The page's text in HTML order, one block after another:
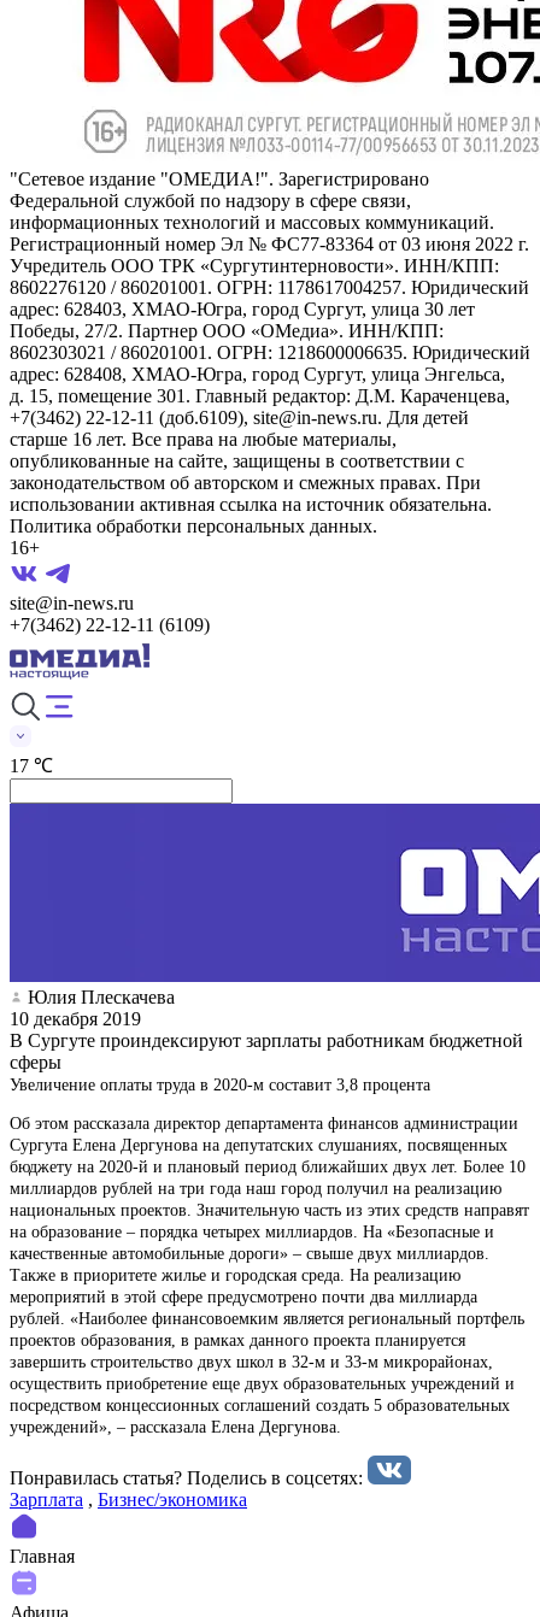
"Сетевое издание "ОМЕДИА!". Зарегистрировано
Федеральной службой по надзору в сфере связи,
информационных технологий и массовых коммуникаций.
Регистрационный номер Эл № ФС77-83364 от 03 июня 2022 г.
Учредитель ООО ТРК «Сургутинтерновости». ИНН/КПП:
8602276120 / 860201001. ОГРН: 1178617004257. Юридический
адрес: 628403, ХМАО-Югра, город Сургут, улица 30 лет
Победы, 27/2. Партнер ООО «ОМедиа». ИНН/КПП:
8602303021 / 860201001. ОГРН: 1218600006635. Юридический
адрес: 628408, ХМАО-Югра, город Сургут, улица Энгельса,
д. 15, помещение 301. Главный редактор: Д.М. Караченцева,
+7(3462) 22-12-11 (доб.6109), site@in-news.ru. Для детей
старше 16 лет. Все права на любые материалы,
опубликованные на сайте, защищены в соответствии с
законодательством об авторском и смежных правах. При
использовании активная ссылка на источник обязательна.
Политика обработки персональных данных.
16+
site@in-news.ru
+7(3462) 22-12-11 (6109)
17 ℃
Юлия Плескачева
10 декабря 2019
В Сургуте проиндексируют зарплаты работникам бюджетной
сферы
Увеличение оплаты труда в 2020-м составит 3,8 процента
Об этом рассказала директор департамента финансов администрации
Сургута Елена Дергунова на депутатских слушаниях, посвященных
бюджету на 2020-й и плановый период ближайших двух лет. Более 10
миллиардов рублей на три года наш город получил на реализацию
национальных проектов. Значительную часть из этих средств направят
на образование – порядка четырех миллиардов. На «Безопасные и
качественные автомобильные дороги» – свыше двух миллиардов.
Также в приоритете жилье и городская среда. На реализацию
мероприятий в этой сфере предусмотрено почти два миллиарда
рублей. «Наиболее финансовоемким является региональный портфель
проектов образования, в рамках данного проекта планируется
завершить строительство двух школ в 32-м и 33-м микрорайонах,
осуществить приобретение еще двух образовательных учреждений и
посредством концессионных соглашений создать 5 образовательных
учреждений», – рассказала Елена Дергунова.
Понравилась статья? Поделиcь в соцсетях:
Зарплата , Бизнес/экономика
Главная
Афиша